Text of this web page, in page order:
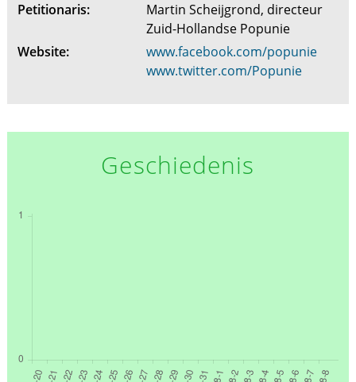
Petitionaris:
Martin Scheijgrond, directeur
Zuid-Hollandse Popunie
Website:
www.facebook.com/popunie
www.twitter.com/Popunie
Geschiedenis